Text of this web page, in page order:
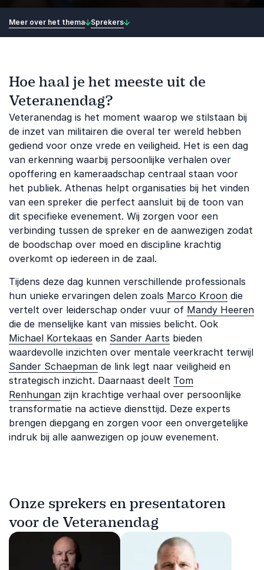
Meer over het thema Sprekers
Hoe haal je het meeste uit de
Veteranendag?
Veteranendag is het moment waarop we stilstaan bij
de inzet van militairen die overal ter wereld hebben
gediend voor onze vrede en veiligheid. Het is een dag
van erkenning waarbij persoonlijke verhalen over
opoffering en kameraadschap centraal staan voor
het publiek. Athenas helpt organisaties bij het vinden
van een spreker die perfect aansluit bij de toon van
dit specifieke evenement. Wij zorgen voor een
verbinding tussen de spreker en de aanwezigen zodat
de boodschap over moed en discipline krachtig
overkomt op iedereen in de zaal.
Tijdens deze dag kunnen verschillende professionals
hun unieke ervaringen delen zoals Marco Kroon die
vertelt over leiderschap onder vuur of Mandy Heeren
die de menselijke kant van missies belicht. Ook
Michael Kortekaas en Sander Aarts bieden
waardevolle inzichten over mentale veerkracht terwijl
Sander Schaepman de link legt naar veiligheid en
strategisch inzicht. Daarnaast deelt Tom
Renhungan zijn krachtige verhaal over persoonlijke
transformatie na actieve diensttijd. Deze experts
brengen diepgang en zorgen voor een onvergetelijke
indruk bij alle aanwezigen op jouw evenement.
Onze sprekers en presentatoren
voor de Veteranendag